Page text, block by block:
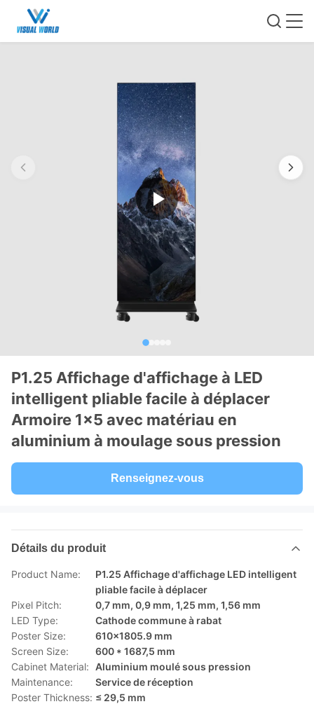
P1.25 Affichage d'affichage à LED
intelligent pliable facile à déplacer
Armoire 1x5 avec matériau en
aluminium à moulage sous pression
Renseignez-vous
Détails du produit
Product Name:
P1.25 Affichage d'affichage LED intelligent
pliable facile à déplacer
Pixel Pitch:
0,7 mm, 0,9 mm, 1,25 mm, 1,56 mm
LED Type:
Cathode commune à rabat
Poster Size:
610x1805.9 mm
Screen Size:
600 * 1687,5 mm
Cabinet Material: Aluminium moulé sous pression
Maintenance:
Service de réception
Poster Thickness: ≤ 29,5 mm